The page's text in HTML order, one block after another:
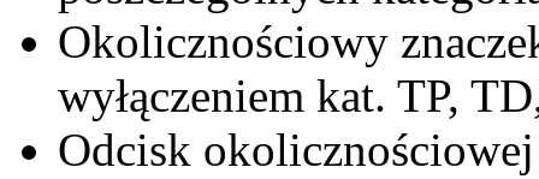
Okolicznościowy
wyłączeniem kat. TP,
Odcisk